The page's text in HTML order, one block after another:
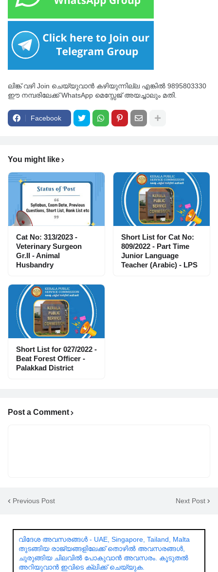
ലിങ്ക് വഴി Join ചെയ്യുവാൻ കഴിയുന്നില്ല എങ്കിൽ 9895803330
ഈ നമ്പരിലേക്ക് WhatsApp മെസ്സേജ് അയച്ചാലും മതി.
Facebook
You might like
Cat No: 313/2023 -
Veterinary Surgeon
Gr.II - Animal
Husbandry
Short List for Cat No:
809/2022 - Part Time
Junior Language
Teacher (Arabic) - LPS
Short List for 027/2022 -
Beat Forest Officer -
Palakkad District
Post a Comment
Previous Post Next Post
വിദേശ അവസരങ്ങൾ - UAE, Singapore, Tailand, Malta
തുടങ്ങിയ രാജ്യങ്ങളിലേക്ക് തൊഴിൽ അവസരങ്ങൾ,
ചുരുങ്ങിയ ചിലവിൽ പോകുവാൻ അവസരം. കൂടുതൽ
അറിയുവാൻ ഇവിടെ ക്ലിക്ക് ചെയ്യുക.